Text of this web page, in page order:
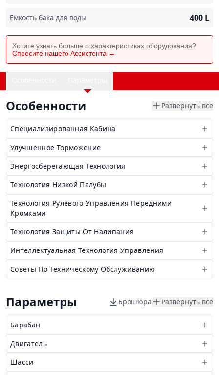
Емкость бака для воды 400 L
Хотите узнать больше о характеристиках оборудования?
Спросите нашего Ассистента →
Особенности Развернуть все
Специализированная Кабина
Улучшенное Торможение
Энергосберегающая Технология
Технология Низкой Палубы
Технология Рулевого Управления Передними
Кромками
Технология Защиты От Налипания
Интеллектуальная Технология Управления
Советы По Техническому Обслуживанию
Параметры Брошюра Развернуть все
Барабан
Двигатель
Шасси